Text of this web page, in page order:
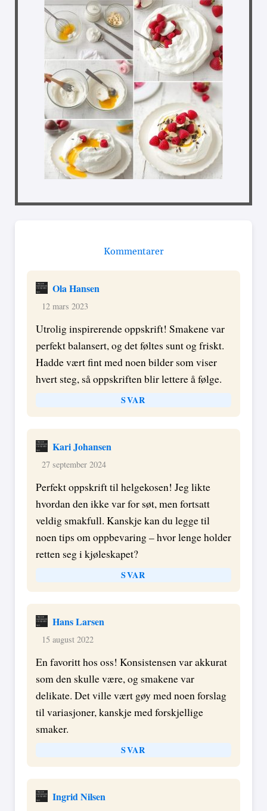
Kommentarer
Ola Hansen
12 mars 2023
Utrolig inspirerende oppskrift! Smakene var
perfekt balansert, og det føltes sunt og friskt.
Hadde vært fint med noen bilder som viser
hvert steg, så oppskriften blir lettere å følge.
SVAR
Kari Johansen
27 september 2024
Perfekt oppskrift til helgekosen! Jeg likte
hvordan den ikke var for søt, men fortsatt
veldig smakfull. Kanskje kan du legge til
noen tips om oppbevaring – hvor lenge holder
retten seg i kjøleskapet?
SVAR
Hans Larsen
15 august 2022
En favoritt hos oss! Konsistensen var akkurat
som den skulle være, og smakene var
delikate. Det ville vært gøy med noen forslag
til variasjoner, kanskje med forskjellige
smaker.
SVAR
Ingrid Nilsen